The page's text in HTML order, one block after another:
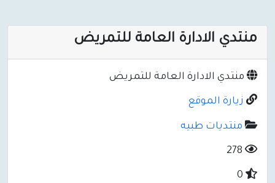
منتدي الادارة العامة للتمريض
منتدي الادارة العامة للتمريض
زيارة الموقع
منتديات طبيه